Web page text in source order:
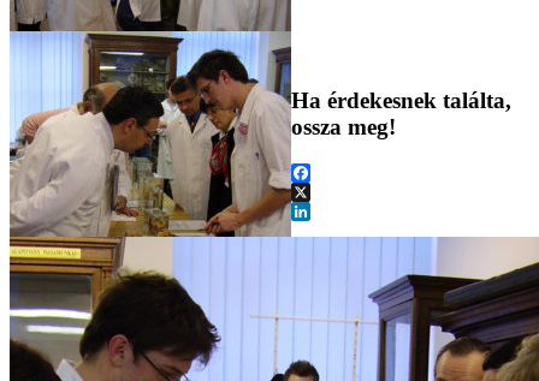
Ha érdekesnek találta,
ossza meg!
Facebook
X